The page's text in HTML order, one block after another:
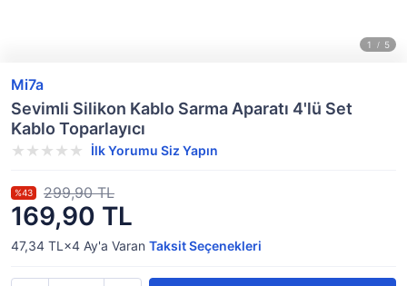
Mi7a
Sevimli Silikon Kablo Sarma Aparatı 4'lü Set
Kablo Toparlayıcı
İlk Yorumu Siz Yapın
169,90 TL
%43 299,90 TL
47,34 TL×4 Ay'a Varan Taksit Seçenekleri